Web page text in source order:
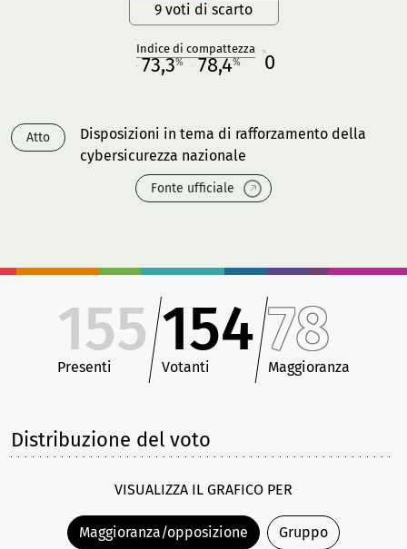
9 voti di scarto
Indice di compattezza
73,3% 78,4% 0
Atto
Disposizioni in tema di rafforzamento della
cybersicurezza nazionale
Fonte ufficiale
155
Presenti
154
Votanti
78
Maggioranza
Distribuzione del voto
VISUALIZZA IL GRAFICO PER
Maggioranza/opposizione Gruppo